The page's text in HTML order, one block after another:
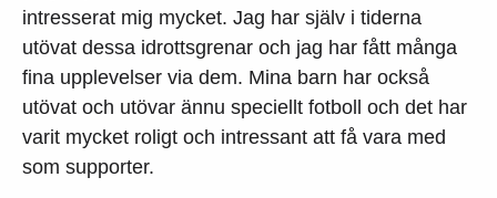
intresserat mig mycket. Jag har själv i tiderna
utövat dessa idrottsgrenar och jag har fått många
fina upplevelser via dem. Mina barn har också
utövat och utövar ännu speciellt fotboll och det har
varit mycket roligt och intressant att få vara med
som supporter.